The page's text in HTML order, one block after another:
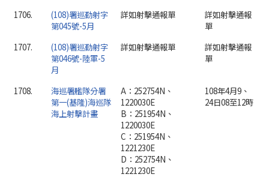
1706.
(108)署巡勤射字
第045號-5月
詳如射擊通報單
詳如射擊通報
單
1707.
(108)署巡勤射字
第046號-陸軍-5
月
詳如射擊通報單
詳如射擊通報
單
1708.
海巡署艦隊分署
第一(基隆)海巡隊
海上射擊計畫
A：252754N、
1220030E
B：251954N、
1220030E
C：251954N、
1221230E
D：252754N、
1221230E
108年4月9、
24日08至12時